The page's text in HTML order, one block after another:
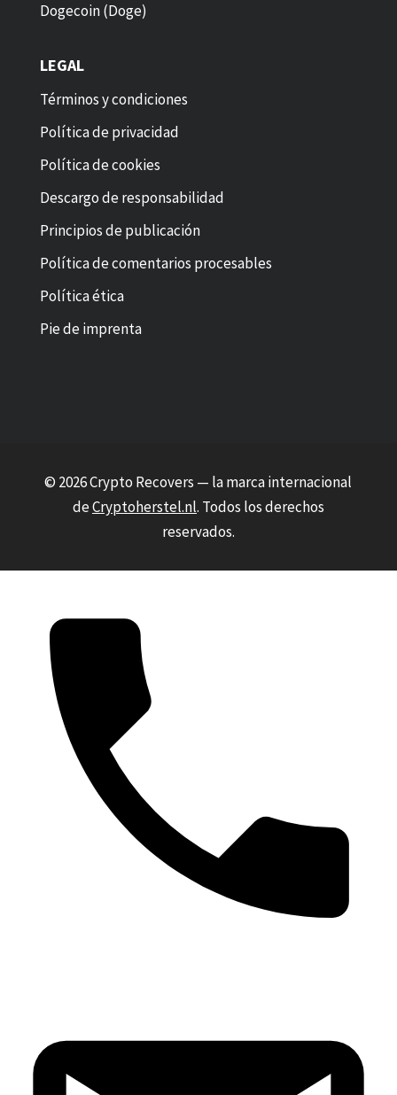
Dogecoin (Doge)
LEGAL
Términos y condiciones
Política de privacidad
Política de cookies
Descargo de responsabilidad
Principios de publicación
Política de comentarios procesables
Política ética
Pie de imprenta
© 2026 Crypto Recovers — la marca internacional
deCryptoherstel.nl. Todos los derechos
reservados.